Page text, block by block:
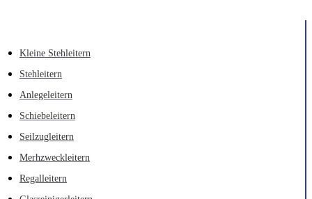
Kleine Stehleitern
Stehleitern
Anlegeleitern
Schiebeleitern
Seilzugleitern
Merhzweckleitern
Regalleitern